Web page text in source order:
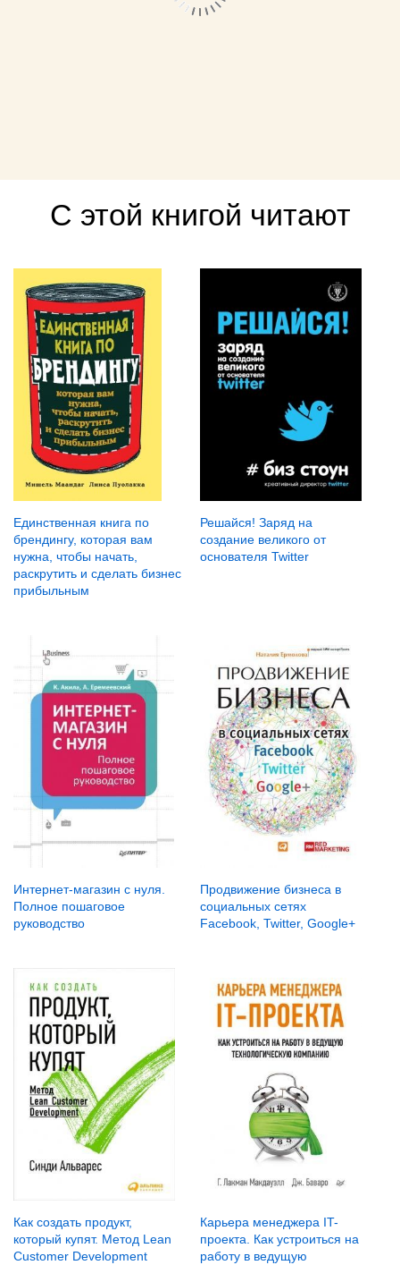
С этой книгой читают
Единственная книга по
брендингу, которая вам
нужна, чтобы начать,
раскрутить и сделать бизнес
прибыльным
Решайся! Заряд на
создание великого от
основателя Twitter
Интернет-магазин с нуля.
Полное пошаговое
руководство
Продвижение бизнеса в
социальных сетях
Facebook, Twitter, Google+
Как создать продукт,
который купят. Метод Lean
Customer Development
Карьера менеджера IT-
проекта. Как устроиться на
работу в ведущую